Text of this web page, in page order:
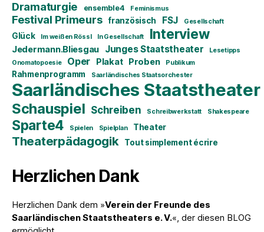
Dramaturgie ensemble4 Feminismus
Festival Primeurs französisch FSJ Gesellschaft
Glück Im weißen Rössl In Gesellschaft Interview
Jedermann.Bliesgau Junges Staatstheater
Lesetipps
Onomatopoesie
Oper Plakat Proben Publikum
Rahmenprogramm Saarländisches Staatsorchester
Saarländisches Staatstheater
Schauspiel Schreiben Schreibwerkstatt Shakespeare
Sparte4 Spielen Spielplan Theater
Theaterpädagogik Tout simplement écrire
Herzlichen Dank
Herzlichen Dank dem »Verein der Freunde des
Saarländischen Staatstheaters e. V.«, der diesen BLOG